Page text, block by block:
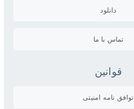
دانلود
تماس با ما
قوانین
توافق نامه امنیتی